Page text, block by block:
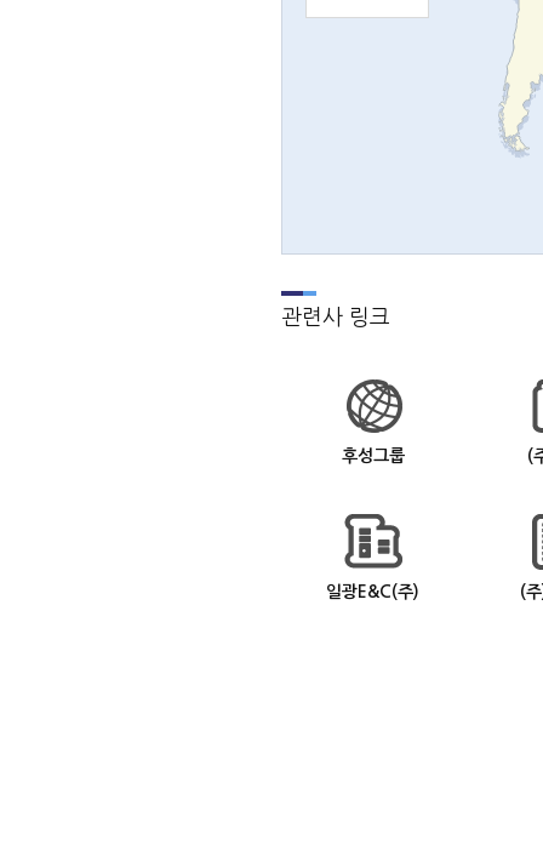
관련사 링크
후성그룹 (
일광E&C(주) (